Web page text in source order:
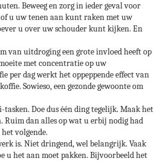
Beweeg en zorg in ieder geval voor
u uw tenen aan kunt raken met uw
u over uw schouder kunt kijken. En
van uitdroging een grote invloed heeft op
met concentratie op uw
per dag werkt het oppeppende effect van
Sowieso, een gezonde gewoonte om
Doe dus één ding tegelijk. Maak het
Ruim dan alles op wat u erbij nodig had
volgende.
is. Niet dringend, wel belangrijk. Vaak
u het aan moet pakken. Bijvoorbeeld het